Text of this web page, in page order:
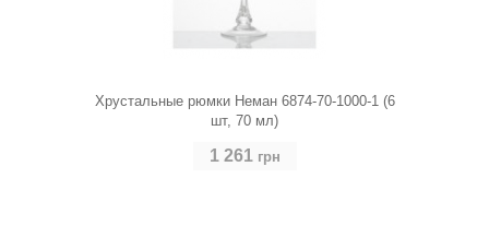
Хрустальные рюмки Неман 6874-70-1000-1 (6
шт, 70 мл)
1 261 грн